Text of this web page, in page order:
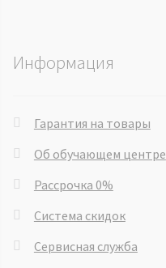
Информация
Гарантия на товары
Об обучающем центре
Рассрочка 0%
Система скидок
Сервисная служба